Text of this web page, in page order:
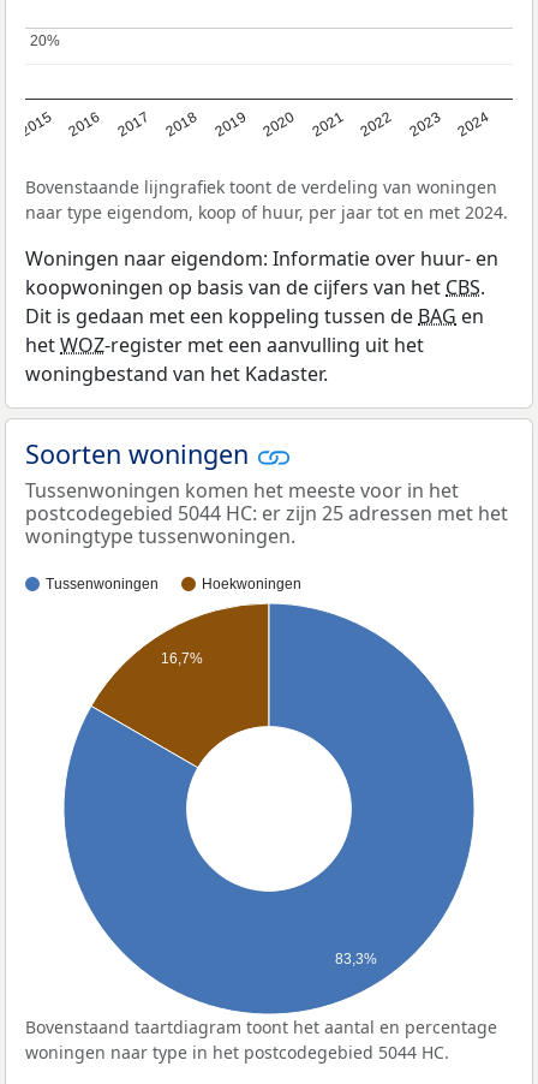
2015 2016 2017 2018 2019 2020 2021 2022 2023 2024
20%
20%
Bovenstaande lijngrafiek toont de verdeling van woningen
naar type eigendom, koop of huur, per jaar tot en met 2024.
Woningen naar eigendom: Informatie over huur- en
koopwoningen op basis van de cijfers van het CBS.
Dit is gedaan met een koppeling tussen de BAG en
hetWOZ-register met een aanvulling uit het
woningbestand van het Kadaster.
Soorten woningen
Tussenwoningen komen het meeste voor in het
postcodegebied 5044 HC: er zijn 25 adressen met het
woningtype tussenwoningen.
Tussenwoningen Hoekwoningen
16,7%
83,3%
Bovenstaand taartdiagram toont het aantal en percentage
woningen naar type in het postcodegebied 5044 HC.